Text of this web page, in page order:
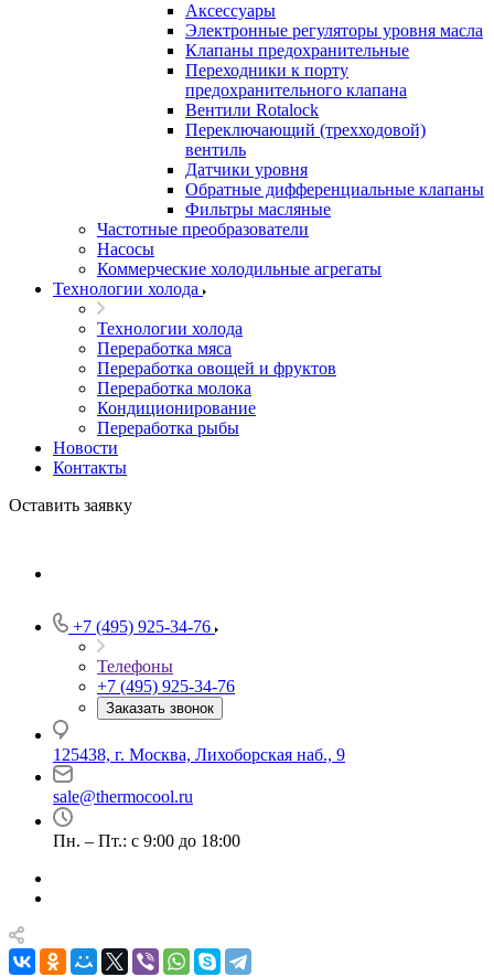
Аксессуары
Электронные регуляторы уровня масла
Клапаны предохранительные
Переходники к порту
предохранительного клапана
Вентили Rotalock
Переключающий (трехходовой)
вентиль
Датчики уровня
Обратные дифференциальные клапаны
Фильтры масляные
Частотные преобразователи
Насосы
Коммерческие холодильные агрегаты
Технологии холода
Технологии холода
Переработка мяса
Переработка овощей и фруктов
Переработка молока
Кондиционирование
Переработка рыбы
Новости
Контакты
Оставить заявку
+7 (495) 925-34-76
Телефоны
+7 (495) 925-34-76
Заказать звонок
125438, г. Москва, Лихоборская наб., 9
sale@thermocool.ru
Пн. – Пт.: с 9:00 до 18:00